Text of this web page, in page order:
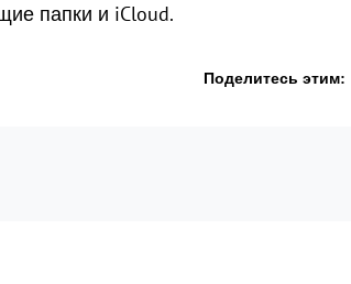
папки и iCloud.
Поделитесь этим: